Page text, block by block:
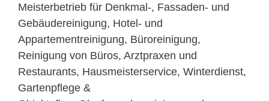
Meisterbetrieb für Denkmal-, Fassaden- und
Gebäudereinigung, Hotel- und
Appartementreinigung, Büroreinigung,
Reinigung von Büros, Arztpraxen und
Restaurants, Hausmeisterservice, Winterdienst,
Gartenpflege &